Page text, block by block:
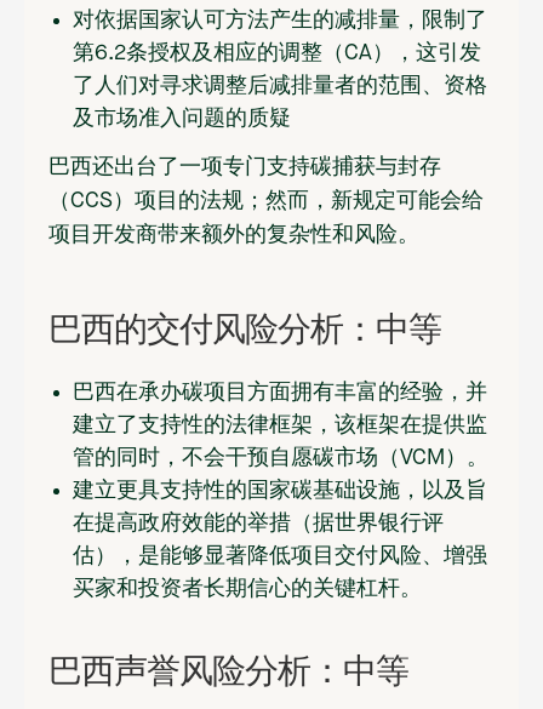
对依据国家认可方法产生的减排量，限制了
第6.2条授权及相应的调整（CA），这引发
了人们对寻求调整后减排量者的范围、资格
及市场准入问题的质疑
巴西还出台了一项专门支持碳捕获与封存
（CCS）项目的法规；然而，新规定可能会给
项目开发商带来额外的复杂性和风险。
巴西的交付风险分析：中等
巴西在承办碳项目方面拥有丰富的经验，并
建立了支持性的法律框架，该框架在提供监
管的同时，不会干预自愿碳市场（VCM）。
建立更具支持性的国家碳基础设施，以及旨
在提高政府效能的举措（据世界银行评
估），是能够显著降低项目交付风险、增强
买家和投资者长期信心的关键杠杆。
巴西声誉风险分析：中等